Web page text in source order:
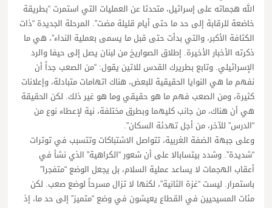
الله هجماته على إسرائيل، متحدثا عن العمليات التي استمرت “بطريقة
خاضعة للرقابة إلى حد ما حتى أيام قليلة مضت”. المرحلة الجديدة “ذات
الكثافة الأكبر، والتي بدأت حتى قبل ما يسمى بعملية النداء”، هي ما
ذكرته الأخبار الأخيرة. إطلاق الصواريخ من لبنان يصل إلى حيفا والرد
الإسرائيلي. وتابع بطريرك القدس للاتين يقول: “من الصعب جداً أن
نفهم ما هي النوايا الحقيقية للبعض، هناك اتهامات متبادلة، وإعلانات
كثيرة، ومن الصعب فهم ما هو حقيقي وما هو غير ذلك. لكن الحقيقة
هي أن هناك، من جانب كليهما وبطرق مختلفة، نية لإعطاء نوع من
“الدرس” للآخر، من أجل تهدئة السكان”.
وعلى جبهة الضفة الغربية، تتواصل الاشتباكات وتتسبب في توترات
“شديدة”. وشدد بيتسابالا على أن شعور “الكراهية” الذي نشأ في
أعقاب الهجمات لا يساعد عملية السلام، بل يجعل الوضع “متفجرا”
باستمرار. ليست “غزة الثانية”، لكنها لا تزال مسرحاً لوضع صعب. لكن
مئات المسيحيين في القطاع يعيشون في وضع “متميز” إلى حد ما، إذ